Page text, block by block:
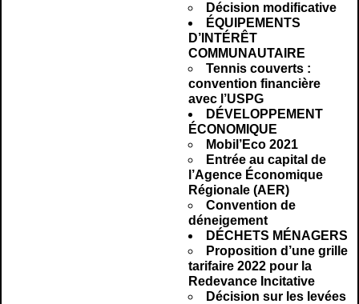
Décision modificative
ÉQUIPEMENTS
D’INTÉRÊT
COMMUNAUTAIRE
Tennis couverts :
convention financière
avec l’USPG
DÉVELOPPEMENT
ÉCONOMIQUE
Mobil’Eco 2021
Entrée au capital de
l’Agence Économique
Régionale (AER)
Convention de
déneigement
DÉCHETS MÉNAGERS
Proposition d’une grille
tarifaire 2022 pour la
Redevance Incitative
Décision sur les levées